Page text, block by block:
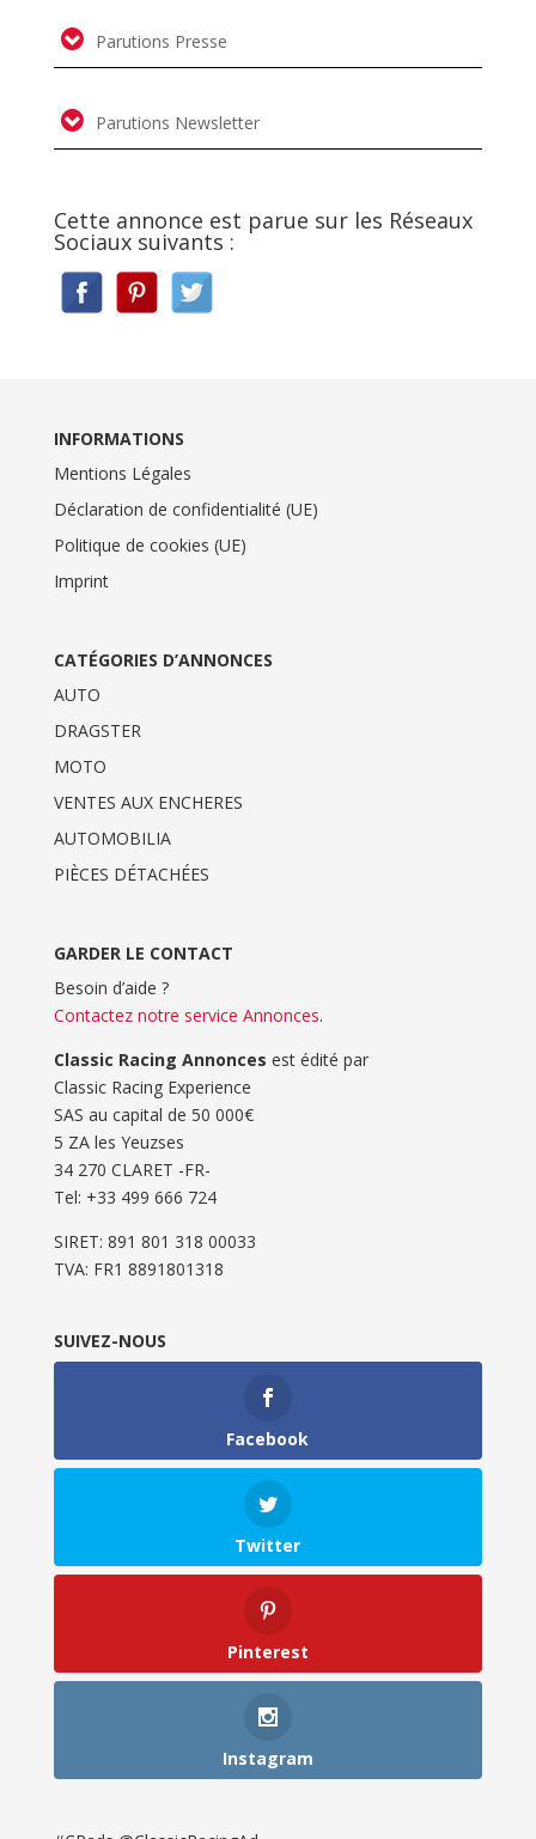
Parutions Presse
Parutions Newsletter
Cette annonce est parue sur les Réseaux
Sociaux suivants :
INFORMATIONS
Mentions Légales
Déclaration de confidentialité (UE)
Politique de cookies (UE)
Imprint
CATÉGORIES D’ANNONCES
AUTO
DRAGSTER
MOTO
VENTES AUX ENCHERES
AUTOMOBILIA
PIÈCES DÉTACHÉES
GARDER LE CONTACT
Besoin d’aide ?
Contactez notre service Annonces.
Classic Racing Annonces est édité par
Classic Racing Experience
SAS au capital de 50 000€
5 ZA les Yeuzses
34 270 CLARET -FR-
Tel: ‭+33 499 666 724‬
SIRET: 891 801 318 00033
TVA: FR1 8891801318
SUIVEZ-NOUS
Facebook
Twitter
Pinterest
Instagram